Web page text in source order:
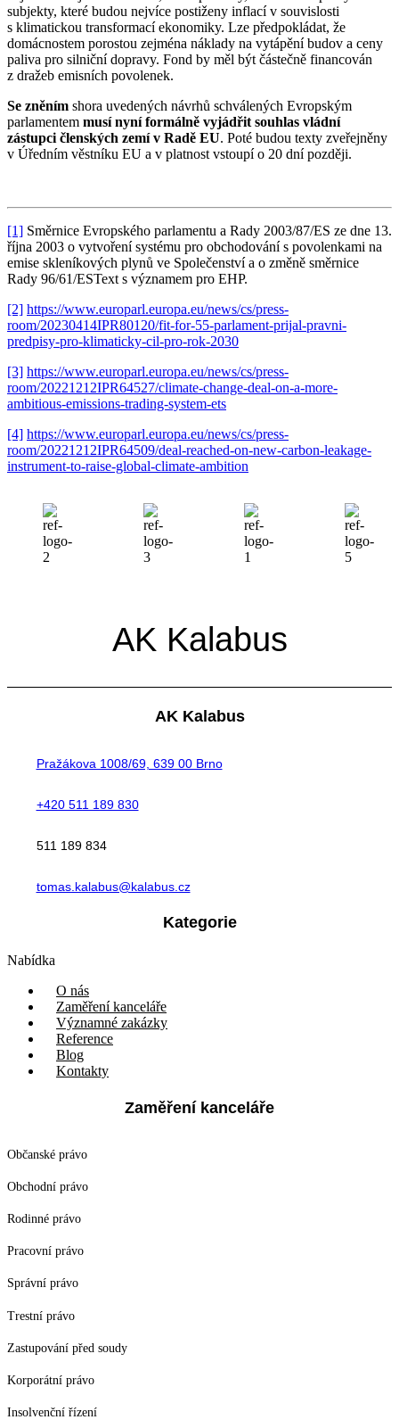
subjekty, které budou nejvíce postiženy inflací v souvislosti
s klimatickou transformací ekonomiky. Lze předpokládat, že
domácnostem porostou zejména náklady na vytápění budov a ceny
paliva pro silniční dopravy. Fond by měl být částečně financován
z dražeb emisních povolenek.
Se zněním shora uvedených návrhů schválených Evropským
parlamentem musí nyní formálně vyjádřit souhlas vládní
zástupci členských zemí v Radě EU. Poté budou texty zveřejněny
v Úředním věstníku EU a v platnost vstoupí o 20 dní později.
[1] Směrnice Evropského parlamentu a Rady 2003/87/ES ze dne 13.
října 2003 o vytvoření systému pro obchodování s povolenkami na
emise skleníkových plynů ve Společenství a o změně směrnice
Rady 96/61/ESText s významem pro EHP.
[2] https://www.europarl.europa.eu/news/cs/press-
room/20230414IPR80120/fit-for-55-parlament-prijal-pravni-
predpisy-pro-klimaticky-cil-pro-rok-2030
[3] https://www.europarl.europa.eu/news/cs/press-
room/20221212IPR64527/climate-change-deal-on-a-more-
ambitious-emissions-trading-system-ets
[4] https://www.europarl.europa.eu/news/cs/press-
room/20221212IPR64509/deal-reached-on-new-carbon-leakage-
instrument-to-raise-global-climate-ambition
AK Kalabus
AK Kalabus
Pražákova 1008/69, 639 00 Brno
+420 511 189 830
511 189 834
tomas.kalabus@kalabus.cz
Kategorie
Nabídka
O nás
Zaměření kanceláře
Významné zakázky
Reference
Blog
Kontakty
Zaměření kanceláře
Občanské právo
Obchodní právo
Rodinné právo
Pracovní právo
Správní právo
Trestní právo
Zastupování před soudy
Korporátní právo
Insolvenční řízení